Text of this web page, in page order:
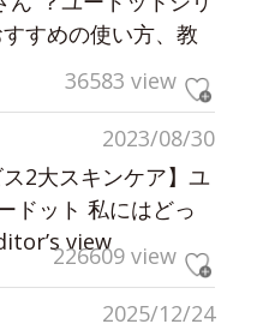
すめの使い方、教
36583 view
2023/08/30
ス2大スキンケア】ユ
ドット 私にはどっ
view
226609 view
2025/12/24